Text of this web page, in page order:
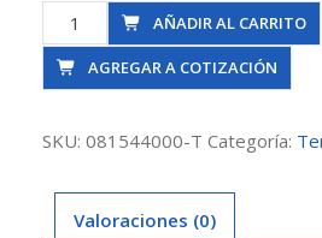
Terminal
So-
Agua
AÑADIR AL CARRITO
AGREGAR A COTIZACIÓN
SKU: 081544000-T Categoría:
Valoraciones (0)